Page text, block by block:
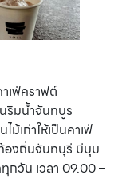
เฟ่คราฟต์
ริมน้ำจันทบูร
ม้เก่าให้เป็นคาเฟ่
องถิ่นจันทบุรี มีมุม
กวัน เวลา 09.00 –